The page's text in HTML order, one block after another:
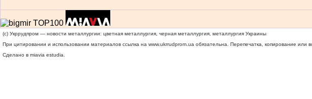
(c) Укррудпром — новости металлургии: цветная металлургия, черная металлургия, металлургия Украины
При цитировании и использовании материалов ссылка на www.ukrrudprom.ua обязательна. Перепечатка, копирование или
Сделано в miavia estudia.